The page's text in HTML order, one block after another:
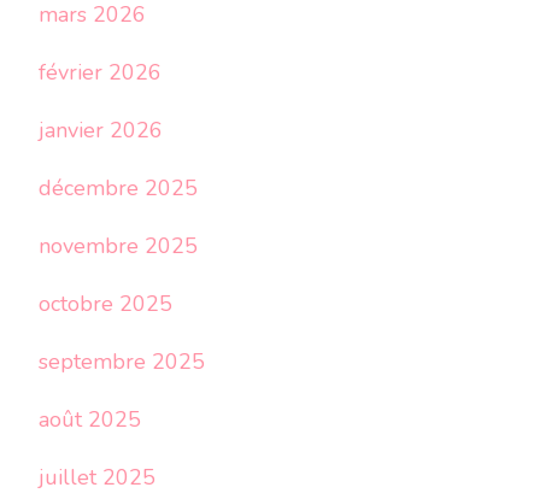
mars 2026
février 2026
janvier 2026
décembre 2025
novembre 2025
octobre 2025
septembre 2025
août 2025
juillet 2025